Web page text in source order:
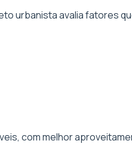
urbanista avalia fatores
com melhor